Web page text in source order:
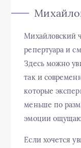
Михайловский
репертуара и
Здесь можно
так и
которые
меньше по
эмоции
Если хочется